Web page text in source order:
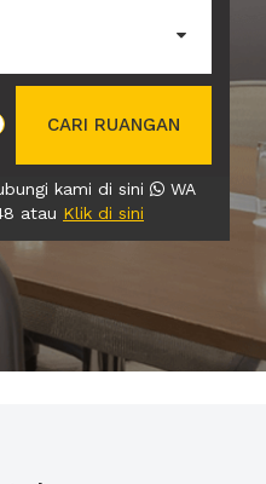
CARI RUANGAN
kami di sini
WA
atau Klik di sini